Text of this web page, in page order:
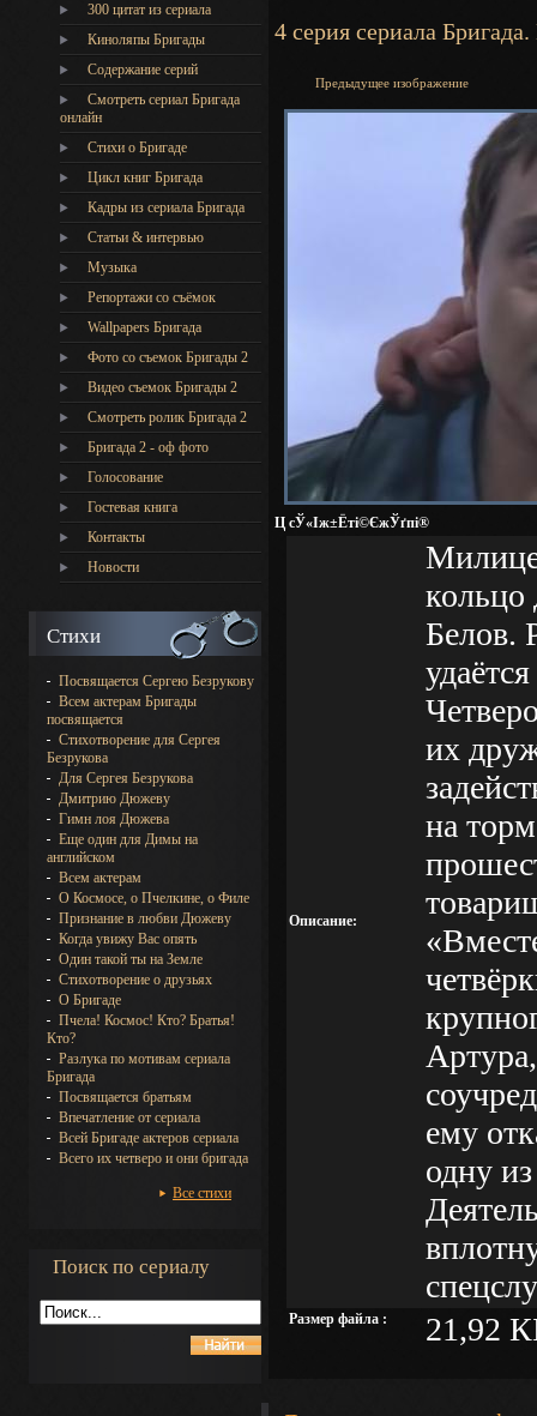
300 цитат из сериала
Киноляпы Бригады
Содержание серий
Смотреть сериал Бригада
онлайн
Стихи о Бригаде
Цикл книг Бригада
Кадры из сериала Бригада
Статьи & интервью
Музыка
Репортажи со съёмок
Wallpapers Бригада
Фото со съемок Бригады 2
Видео съемок Бригады 2
Cмотреть ролик Бригада 2
Бригада 2 - оф фото
Голосование
Гостевая книга
Контакты
Новости
Стихи
Посвящается Сергею Безрукову
Всем актерам Бригады
посвящается
Стихотворение для Сергея
Безрукова
Для Сергея Безрукова
Дмитрию Дюжеву
Гимн лоя Дюжева
Еще один для Димы на
английском
Всем актерам
О Космосе, о Пчелкине, о Филе
Признание в любви Дюжеву
Когда увижу Вас опять
Один такой ты на Земле
Стихотворение о друзьях
О Бригаде
Пчела! Космос! Кто? Братья!
Кто?
Разлука по мотивам сериала
Бригада
Посвящается братьям
Впечатление от сериала
Всей Бригаде актеров сериала
Всего их четверо и они бригада
Все стихи
Поиск по сериалу
4 серия сериала
Предыдущее изображение
Ц сЎ«Іж±Ёті©ЄжЎґпі®
Описание:
кольцо
Белов.
их
на
ему
одну
Размер файла : 21,92